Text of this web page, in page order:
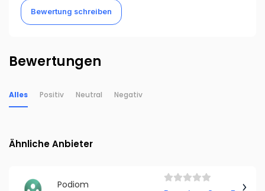
Bewertung schreiben
Bewertungen
Alles Positiv Neutral Negativ
Ähnliche Anbieter
Podiom